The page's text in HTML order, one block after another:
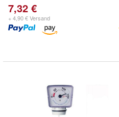
7,32 €
+ 4,90 € Versand